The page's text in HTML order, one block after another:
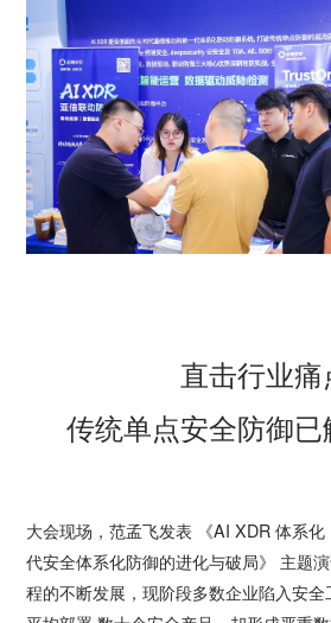
直击行业痛
传统单点安全防御
大会现场，范孟飞发表 《AI XDR 体系
代安全体系化防御的进化与破局》 主题
程的不断发展，现阶段多数企业陷入安全